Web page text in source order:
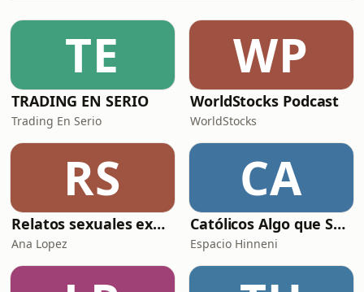
voz autorizada. También conocemos
al detalle la iniciativa de Sumar de
TE
TRADING EN SERIO
Trading En Serio
WP
WorldStocks Podcast
WorldStocks
RS
Relatos sexuales explícitos
Ana Lopez
CA
Católicos Algo que Saber
Espacio Hinneni